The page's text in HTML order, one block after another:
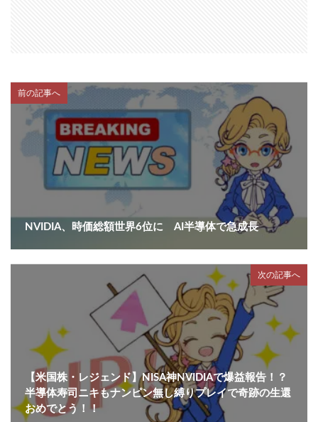
前の記事へ
NVIDIA、時価総額世界6位に AI半導体で急成長
次の記事へ
【米国株・レジェンド】NISA神NVIDIAで爆益報告！？
半導体寿司ニキもナンピン無し縛りプレイで奇跡の生還
おめでとう！！